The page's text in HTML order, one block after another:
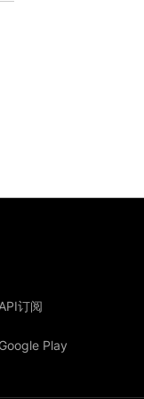
API订阅
Google Play